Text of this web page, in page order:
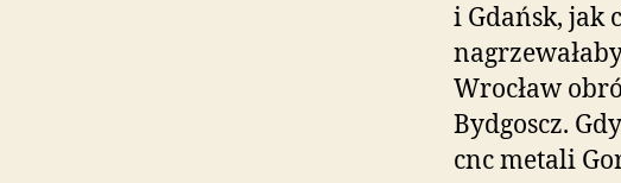
i Gdańsk, jak
Wrocław
Bydgoscz.
cnc metali